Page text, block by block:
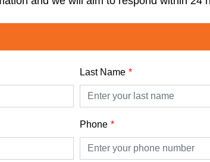
Last Name
Phone